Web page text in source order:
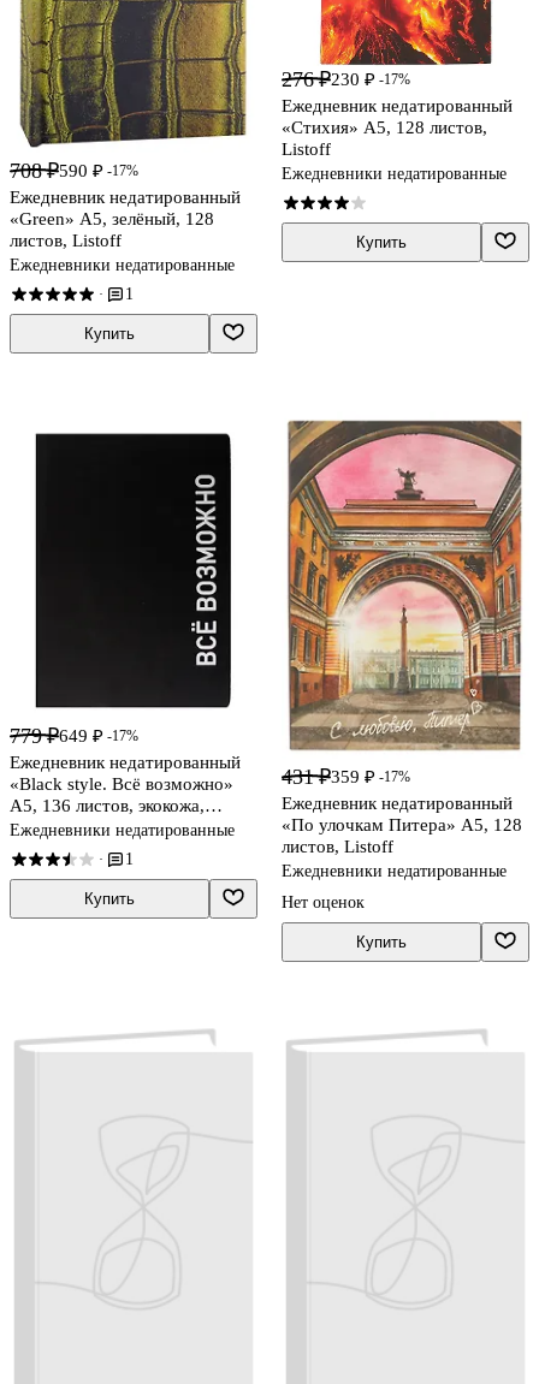
708 ₽590 ₽ -17%
Ежедневник недатированный
«Green» А5, зелёный, 128
листов, Listoff
Ежедневники недатированные
· 1
Купить
276 ₽230 ₽ -17%
Ежедневник недатированный
«Стихия» А5, 128 листов,
Listoff
Ежедневники недатированные
Купить
779 ₽649 ₽ -17%
Ежедневник недатированный
«Black style. Всё возможно»
А5, 136 листов, экокожа,
Listoff
Ежедневники недатированные
· 1
Купить
431 ₽359 ₽ -17%
Ежедневник недатированный
«По улочкам Питера» А5, 128
листов, Listoff
Ежедневники недатированные
Нет оценок
Купить